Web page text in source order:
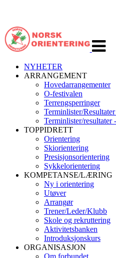
NYHETER
ARRANGEMENT
Hovedarrangementer
O-festivalen
Terrengsperringer
Terminlister/
Terminlister/resultater
TOPPIDRETT
Orientering
Skiorientering
Presisjonsorientering
Sykkelorientering
KOMPETANSE/LÆRING
Ny i orientering
Utøver
Arrangør
Trener/Leder/Klubb
Skole og rekruttering
Aktivitetsbanken
Introduksjonskurs
ORGANISASJON
Om forbundet